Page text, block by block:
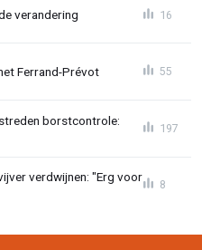
verandering 16
Ferrand-Prévot 55
borstcontrole:
197
verdwijnen: "Erg voor
8